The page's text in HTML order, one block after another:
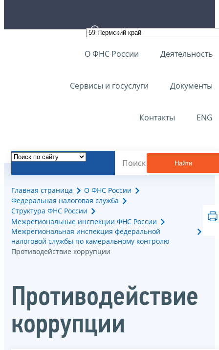
О ФНС России Деятельность
Сервисы и госуслуги Документы
Контакты ENG
Найти
Главная страница
О ФНС России
Федеральная налоговая служба
Структура ФНС России
Межрегиональные инспекции ФНС России
Межрегиональная инспекция федеральной
налоговой службы по камеральному контролю
Противодействие коррупции
Противодействие
коррупции